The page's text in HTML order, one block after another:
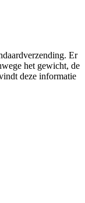
Er
het gewicht, de
deze informatie